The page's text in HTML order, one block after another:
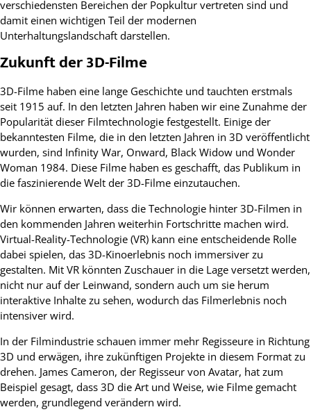
verschiedensten Bereichen der Popkultur vertreten sind und
damit einen wichtigen Teil der modernen
Unterhaltungslandschaft darstellen.
Zukunft der 3D-Filme
3D-Filme haben eine lange Geschichte und tauchten erstmals
seit 1915 auf. In den letzten Jahren haben wir eine Zunahme der
Popularität dieser Filmtechnologie festgestellt. Einige der
bekanntesten Filme, die in den letzten Jahren in 3D veröffentlicht
wurden, sind Infinity War, Onward, Black Widow und Wonder
Woman 1984. Diese Filme haben es geschafft, das Publikum in
die faszinierende Welt der 3D-Filme einzutauchen.
Wir können erwarten, dass die Technologie hinter 3D-Filmen in
den kommenden Jahren weiterhin Fortschritte machen wird.
Virtual-Reality-Technologie (VR) kann eine entscheidende Rolle
dabei spielen, das 3D-Kinoerlebnis noch immersiver zu
gestalten. Mit VR könnten Zuschauer in die Lage versetzt werden,
nicht nur auf der Leinwand, sondern auch um sie herum
interaktive Inhalte zu sehen, wodurch das Filmerlebnis noch
intensiver wird.
In der Filmindustrie schauen immer mehr Regisseure in Richtung
3D und erwägen, ihre zukünftigen Projekte in diesem Format zu
drehen. James Cameron, der Regisseur von Avatar, hat zum
Beispiel gesagt, dass 3D die Art und Weise, wie Filme gemacht
werden, grundlegend verändern wird.